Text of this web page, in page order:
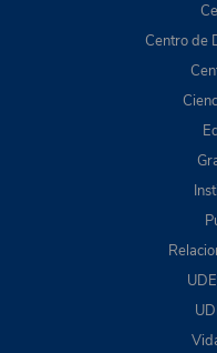
Centro de